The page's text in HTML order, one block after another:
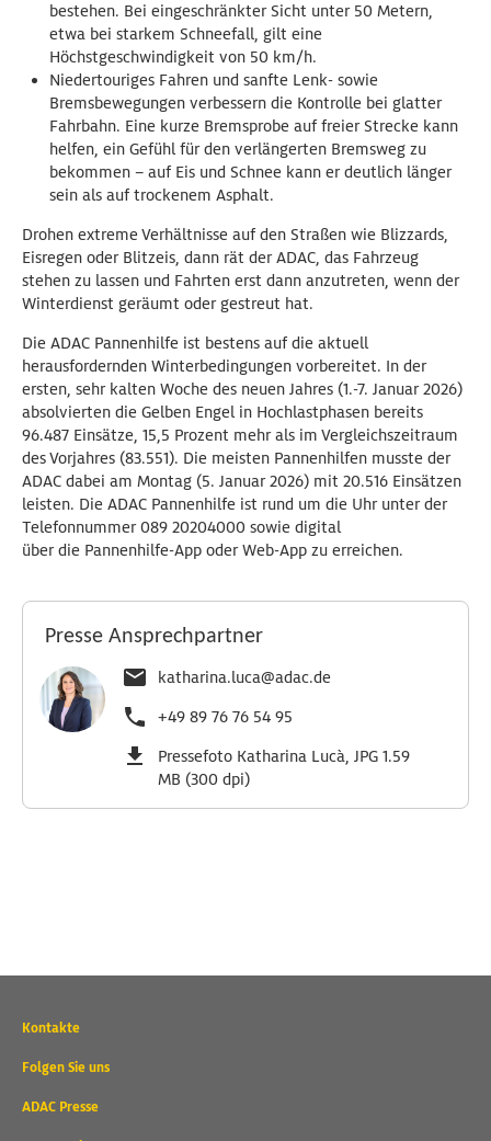
bestehen. Bei eingeschränkter Sicht unter 50 Metern,
etwa bei starkem Schneefall, gilt eine
Höchstgeschwindigkeit von 50 km/h.
Niedertouriges Fahren und sanfte Lenk- sowie
Bremsbewegungen verbessern die Kontrolle bei glatter
Fahrbahn. Eine kurze Bremsprobe auf freier Strecke kann
helfen, ein Gefühl für den verlängerten Bremsweg zu
bekommen – auf Eis und Schnee kann er deutlich länger
sein als auf trockenem Asphalt.
Drohen extreme Verhältnisse auf den Straßen wie Blizzards,
Eisregen oder Blitzeis, dann rät der ADAC, das Fahrzeug
stehen zu lassen und Fahrten erst dann anzutreten, wenn der
Winterdienst geräumt oder gestreut hat.
Die ADAC Pannenhilfe ist bestens auf die aktuell
herausfordernden Winterbedingungen vorbereitet. In der
ersten, sehr kalten Woche des neuen Jahres (1.-7. Januar 2026)
absolvierten die Gelben Engel in Hochlastphasen bereits
96.487 Einsätze, 15,5 Prozent mehr als im Vergleichszeitraum
des Vorjahres (83.551). Die meisten Pannenhilfen musste der
ADAC dabei am Montag (5. Januar 2026) mit 20.516 Einsätzen
leisten. Die ADAC Pannenhilfe ist rund um die Uhr unter der
Telefonnummer 089 20204000 sowie digital
über die Pannenhilfe-App oder Web-App zu erreichen.
Presse Ansprechpartner
katharina.luca@adac.de
+49 89 76 76 54 95
Pressefoto Katharina Lucà, JPG 1.59
MB (300 dpi)
Wichtige
und
Links
Kontakte
Folgen Sie uns
ADAC Presse